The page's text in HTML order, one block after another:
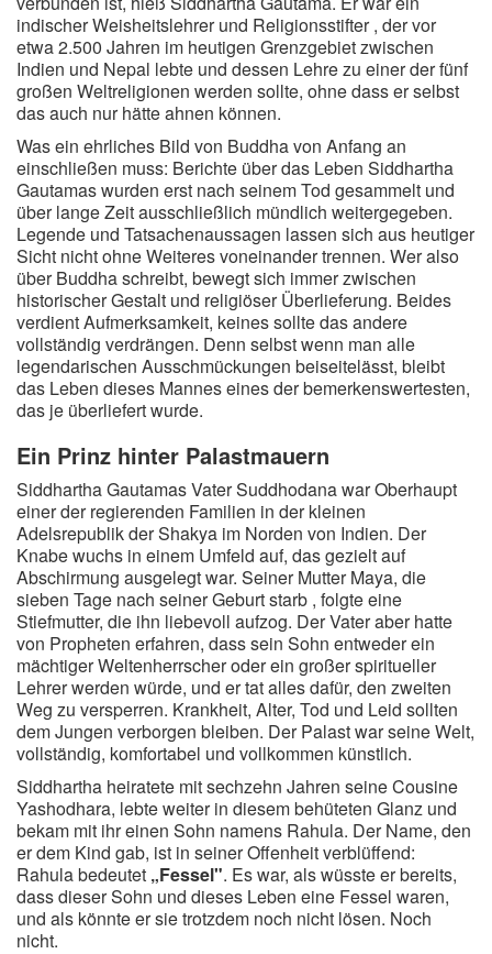
Zitate Leben
Zitate Liebe
Zitate Motivation
Zitate Reisen
Zitate Trauer und Tod
Zitate Vertrauen
Zitate Weihnachten
Zitate Zeit
Zitate zum Geburtstag
Zitate zum Nachdenken
Zitate zur Geburt
Zitate zur Hochzeit
Zungenbrecher
Lebensweisheiten
Buddhistische Weisheiten
Chinesische Weisheiten
Indianische Weisheiten
Lustige Weisheiten
Sprichwörter
Deutsche Sprichwörter
Englische Sprichwörter
Lateinische Sprichwörter
indischer Weisheitslehrer und Religionsstifter , der vor
etwa 2.500 Jahren im heutigen Grenzgebiet zwischen
Indien und Nepal lebte und dessen Lehre zu einer der fünf
großen Weltreligionen werden sollte, ohne dass er selbst
das auch nur hätte ahnen können.
Was ein ehrliches Bild von Buddha von Anfang an
einschließen muss: Berichte über das Leben Siddhartha
Gautamas wurden erst nach seinem Tod gesammelt und
über lange Zeit ausschließlich mündlich weitergegeben.
Legende und Tatsachenaussagen lassen sich aus heutiger
Sicht nicht ohne Weiteres voneinander trennen. Wer also
über Buddha schreibt, bewegt sich immer zwischen
historischer Gestalt und religiöser Überlieferung. Beides
verdient Aufmerksamkeit, keines sollte das andere
vollständig verdrängen. Denn selbst wenn man alle
legendarischen Ausschmückungen beiseitelässt, bleibt
das Leben dieses Mannes eines der bemerkenswertesten,
das je überliefert wurde.
Ein Prinz hinter Palastmauern
Siddhartha Gautamas Vater Suddhodana war Oberhaupt
einer der regierenden Familien in der kleinen
Adelsrepublik der Shakya im Norden von Indien. Der
Knabe wuchs in einem Umfeld auf, das gezielt auf
Abschirmung ausgelegt war. Seiner Mutter Maya, die
sieben Tage nach seiner Geburt starb , folgte eine
Stiefmutter, die ihn liebevoll aufzog. Der Vater aber hatte
von Propheten erfahren, dass sein Sohn entweder ein
mächtiger Weltenherrscher oder ein großer spiritueller
Lehrer werden würde, und er tat alles dafür, den zweiten
Weg zu versperren. Krankheit, Alter, Tod und Leid sollten
dem Jungen verborgen bleiben. Der Palast war seine Welt,
vollständig, komfortabel und vollkommen künstlich.
Siddhartha heiratete mit sechzehn Jahren seine Cousine
Yashodhara, lebte weiter in diesem behüteten Glanz und
bekam mit ihr einen Sohn namens Rahula. Der Name, den
er dem Kind gab, ist in seiner Offenheit verblüffend:
Rahula bedeutet „Fessel". Es war, als wüsste er bereits,
dass dieser Sohn und dieses Leben eine Fessel waren,
und als könnte er sie trotzdem noch nicht lösen. Noch
nicht.